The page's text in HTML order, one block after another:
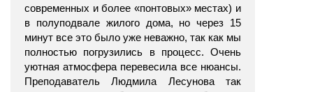
современных и более «понтовых» местах) и
в полуподвале жилого дома, но через 15
минут все это было уже неважно, так как мы
полностью погрузились в процесс. Очень
уютная атмосфера перевесила все нюансы.
Преподаватель Людмила Лесунова так